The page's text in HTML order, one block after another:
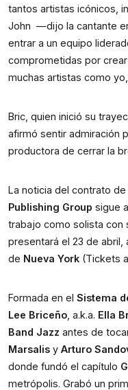
tantos artistas icónicos,
John  —dijo la cantante
entrar a un equipo
comprometidas por
muchas artistas como
Bric, quien inició su
afirmó sentir admiración
productora de cerrar la
La noticia del contrato
Publishing Group sigue
trabajo como solista con
presentará el 23 de abril,
de Nueva York (Tickets
Formada en el Sistema
Lee Briceño , a.k.a. Ella
Band Jazz antes de
Marsalis y Arturo
donde fundó el capítulo
metrópolis. Grabó un